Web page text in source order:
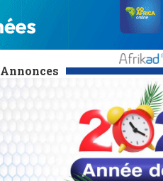
Annonces